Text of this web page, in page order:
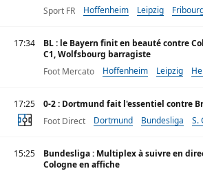
Sport FR
Hoffenheim Leipzig
17:34
BL : le Bayern finit en beauté contre
C1, Wolfsbourg barragiste
Foot Mercato
Hoffenheim Leipzig
17:25
0-2 : Dortmund fait l'essentiel contre
Foot Direct
Dortmund Bundesliga S.
15:25
Bundesliga : Multiplex à suivre en
Cologne en affiche